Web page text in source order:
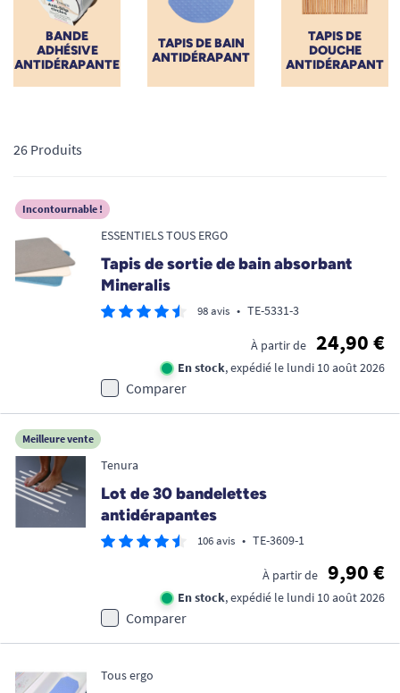
autonomie lors de votre toilette quotidienne.
BANDE
ADHÉSIVE
ANTIDÉRAPANTE
TAPIS DE BAIN
ANTIDÉRAPANT
TAPIS DE
DOUCHE
ANTIDÉRAPANT
26 Produits
Incontournable !
ESSENTIELS TOUS ERGO
Tapis de sortie de bain absorbant
Mineralis
98 avis • TE-5331-3
À partir de 24,90 €
En stock, expédié le lundi 10 août 2026
Comparer
Meilleure vente
Tenura
Lot de 30 bandelettes
antidérapantes
106 avis • TE-3609-1
À partir de 9,90 €
En stock, expédié le lundi 10 août 2026
Comparer
Tous ergo